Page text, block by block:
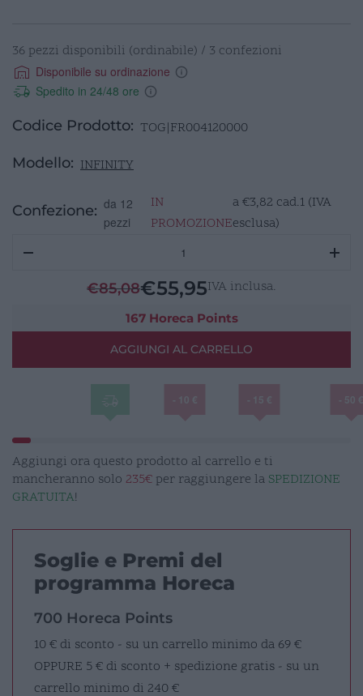
36 pezzi disponibili (ordinabile) / 3 confezioni
Disponibile su ordinazione
Spedito in 24/48 ore
Codice Prodotto: TOG|FR004120000
Modello: INFINITY
Confezione: da 12
pezzi
IN
PROMOZIONE
a€3,82 cad.1 (IVA
esclusa)
avorio
€85,08€55,95IVA inclusa.
167 Horeca Points
AGGIUNGI AL CARRELLO
Aggiungi ora questo prodotto al carrello e ti
mancheranno solo 235€ per raggiungere la SPEDIZIONE
GRATUITA!
Soglie e Premi del
programma Horeca
700 Horeca Points
10 € di sconto - su un carrello minimo da 69 €
OPPURE 5 € di sconto + spedizione gratis - su un
carrello minimo di 240 €